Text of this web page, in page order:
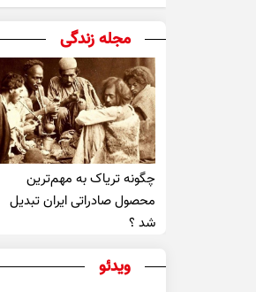
مجله زندگی
چگونه تریاک به مهم‌ترین
محصول صادراتی ایران تبدیل
شد ؟
ویدئو